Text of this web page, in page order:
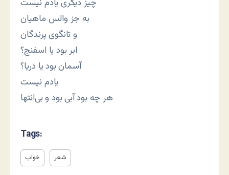
چیز دیگری یادم نیست
به جز والس ماهیان
و تانگوی پرندگان
ابر بود یا اسفنج؟
آسمان بود یا دریا؟
یادم نیست
هر چه بود آبی بود و بی‌انتها
Tags:
خواب شعر